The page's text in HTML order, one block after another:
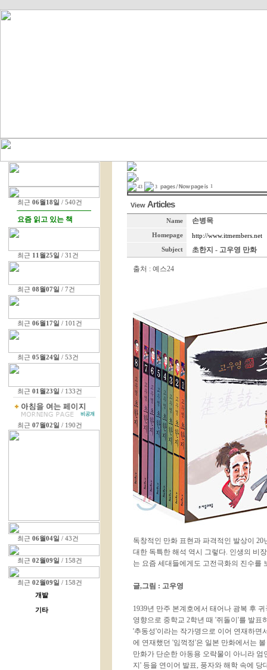
최근 06월18일 / 540건
요즘 읽고 있는 책
최근 11월25일 / 31건
최근 08월07일 / 7건
최근 06월17일 / 101건
최근 05월24일 / 53건
최근 01월23일 / 133건
최근 07월02일 / 190건
최근 06월04일 / 43건
최근 02월09일 / 158건
최근 02월09일 / 158건
개발
기타
0
43
3 1
View Articles
Name 손병목
Homepage http://www.itmembers.net
Subject 초한지 - 고우영 만화
출처 : 예스24
독창적인 만화 표현과 파격적인 발상이
대한 독특한 해석 역시 그렇다. 인생의 비
는 요즘 세대들에게도 고전극화의 진수를
글,그림 : 고우영
1939년 만주 본계호에서 태어나 광복 후
영향으로 중학교 2학년 때 '쥐돌이'를 발표
'추동성'이라는 작가명으로 이어 연재하면
에 연재했던 '임꺽정'은 일본 만화에서는
만화가 단순한 아동용 오락물이 아니라 엄
지' 등을 연이어 발표, 풍자와 해학 속에